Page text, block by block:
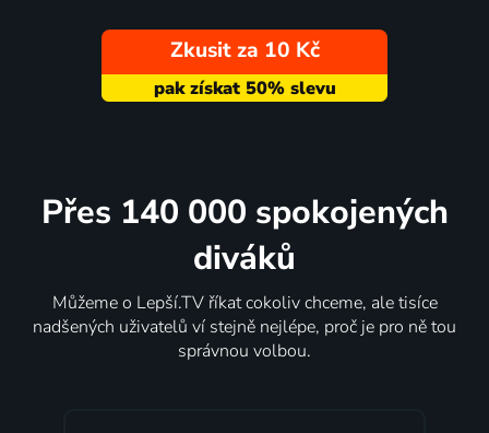
Zkusit za 10 Kč
Přes 140 000 spokojených
diváků
Můžeme o Lepší.TV říkat cokoliv chceme, ale tisíce
nadšených uživatelů ví stejně nejlépe, proč je pro ně tou
správnou volbou.